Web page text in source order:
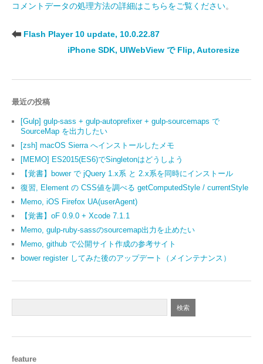
コメントデータの処理方法の詳細はこちらをご覧ください。
Flash Player 10 update, 10.0.22.87
iPhone SDK, UIWebView で Flip, Autoresize
最近の投稿
[Gulp] gulp-sass + gulp-autoprefixer + gulp-sourcemaps で
SourceMap を出力したい
[zsh] macOS Sierra へインストールしたメモ
[MEMO] ES2015(ES6)でSingletonはどうしよう
【覚書】bower で jQuery 1.x系 と 2.x系を同時にインストール
復習, Element の CSS値を調べる getComputedStyle / currentStyle
Memo, iOS Firefox UA(userAgent)
【覚書】oF 0.9.0 + Xcode 7.1.1
Memo, gulp-ruby-sassのsourcemap出力を止めたい
Memo, github で公開サイト作成の参考サイト
bower register してみた後のアップデート（メインテナンス）
feature